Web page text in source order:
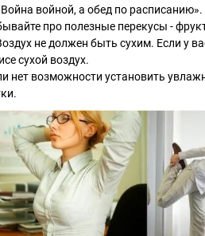
войной, а обед по
про полезные перекусы -
не должен быть сухим. Если у
сухой воздух.
нет возможности установить